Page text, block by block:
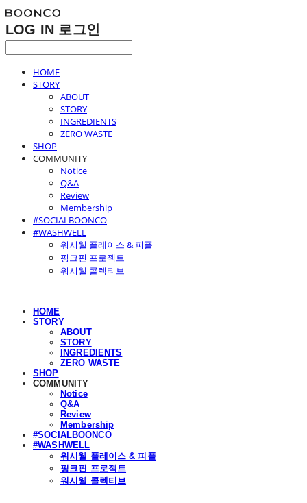
LOG IN 로그인
HOME
STORY
ABOUT
STORY
INGREDIENTS
ZERO WASTE
SHOP
COMMUNITY
Notice
Q&A
Review
Membership
#SOCIALBOONCO
#WASHWELL
워시웰 플레이스 & 피플
핑크핀 프로젝트
워시웰 콜렉티브
HOME
STORY
ABOUT
STORY
INGREDIENTS
ZERO WASTE
SHOP
COMMUNITY
Notice
Q&A
Review
Membership
#SOCIALBOONCO
#WASHWELL
워시웰 플레이스 & 피플
핑크핀 프로젝트
워시웰 콜렉티브